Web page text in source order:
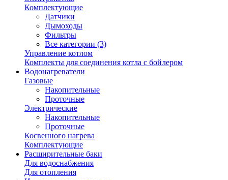
Комплектующие
Датчики
Дымоходы
Фильтры
Все категории (3)
Управление котлом
Комплекты для соединения котла с бойлером
Водонагреватели
Газовые
Накопительные
Проточные
Электрические
Накопительные
Проточные
Косвенного нагрева
Комплектующие
Расширительные баки
Для водоснабжения
Для отопления